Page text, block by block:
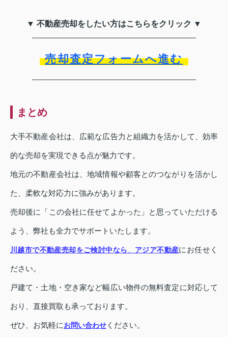
▼ 不動産売却をしたい方はこちらをクリック ▼
売却査定フォームへ進む
まとめ
大手不動産会社は、広範な広告力と組織力を活かして、効率
的な売却を実現できる点が魅力です。
地元の不動産会社は、地域情報や顧客とのつながりを活かし
た、柔軟な対応力に強みがあります。
売却後に「この会社に任せてよかった」と思っていただける
よう、弊社も全力でサポートいたします。
川越市で不動産売却をご検討中なら アジア不動産にお任せく
ださい。
戸建て・土地・空き家など幅広い物件の無料査定に対応して
おり、直接買取も承っております。
ぜひ、お気軽にお問い合わせ ください。